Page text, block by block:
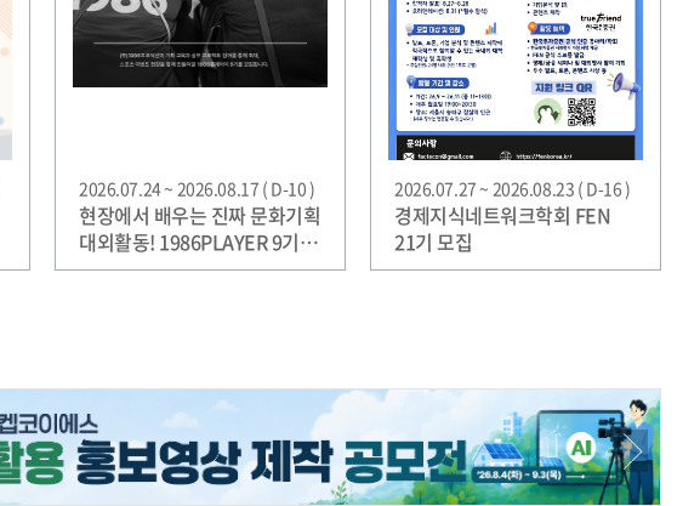
2026.07.24 ~ 2026.08.17 ( D-10 )
현장에서 배우는 진짜 문화기획
대외활동! 1986PLAYER 9기
모집
2026.07.27 ~ 2026.08.23 ( D-16 )
경제지식네트워크학회 FEN
21기 모집